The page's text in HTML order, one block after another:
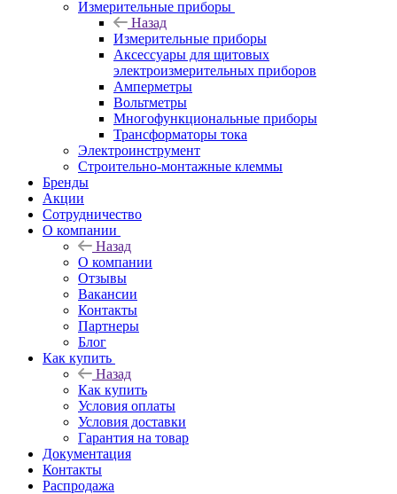
Измерительные приборы
Назад
Измерительные приборы
Аксессуары для щитовых
электроизмерительных приборов
Амперметры
Вольтметры
Многофункциональные приборы
Трансформаторы тока
Электроинструмент
Строительно-монтажные клеммы
Бренды
Акции
Сотрудничество
О компании
Назад
О компании
Отзывы
Вакансии
Контакты
Партнеры
Блог
Как купить
Назад
Как купить
Условия оплаты
Условия доставки
Гарантия на товар
Документация
Контакты
Распродажа